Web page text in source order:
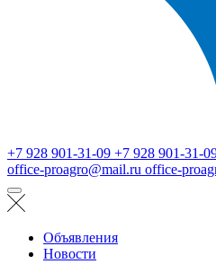
+7 928 901-31-09 +7 928 901-31-
office-proagro@mail.ru office-
Объявления
Новости